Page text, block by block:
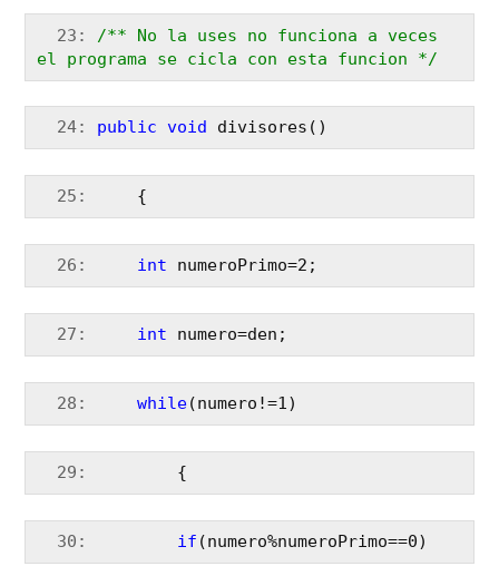
  23:
/** No la uses no funciona a veces
el programa se cicla con esta funcion */
  24:
public void divisores()
  25:
     {
  26:
int numeroPrimo=2;
  27:
int numero=den;
  28:
while(numero!=1)
  29:
         {
  30:
if (numero%numeroPrimo==0)